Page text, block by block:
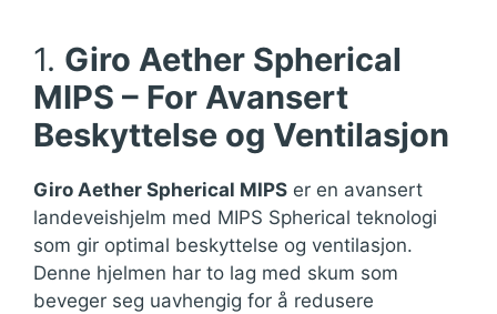
1. Giro Aether Spherical
MIPS – For Avansert
Beskyttelse og Ventilasjon
Giro Aether Spherical MIPS er en avansert
landeveishjelm med MIPS Spherical teknologi
som gir optimal beskyttelse og ventilasjon.
Denne hjelmen har to lag med skum som
beveger seg uavhengig for å redusere